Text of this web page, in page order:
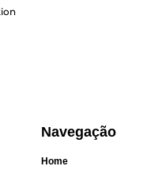
Navegação
Home